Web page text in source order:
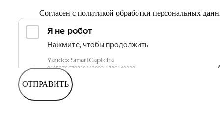
Согласен с политикой обработки персональных
ОТПРАВИТЬ